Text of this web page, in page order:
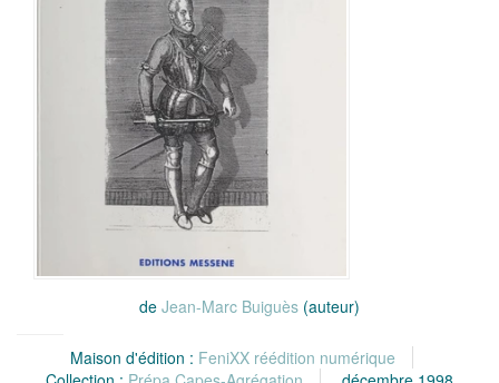
de Jean-Marc Buiguès (auteur)
Maison d'édition : FeniXX réédition numérique